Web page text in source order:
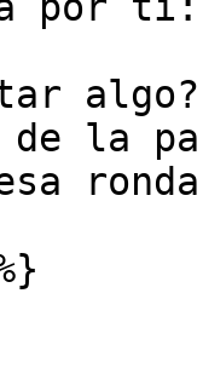
de la